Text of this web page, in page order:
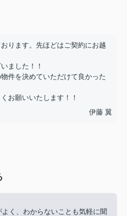
ります。先ほどはご契約にお越
ました！！
件を決めていただけて良かった
お願いいたします！！
伊藤 翼
く、わからないことも気軽に聞